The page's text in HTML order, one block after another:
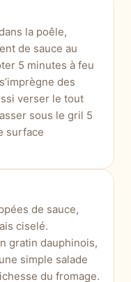
la poêle,
de sauce au
5 minutes à feu
des
verser le tout
sous le gril 5
surface
de sauce,
ciselé.
gratin dauphinois,
simple salade
du fromage.